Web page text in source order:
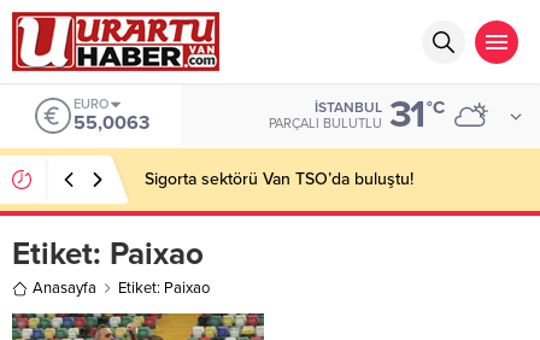
EURO
55,0063
İSTANBUL
PARÇALI BULUTLU 31°C
Sigorta sektörü Van TSO’da buluştu!
Etiket: Paixao
Anasayfa Etiket: Paixao